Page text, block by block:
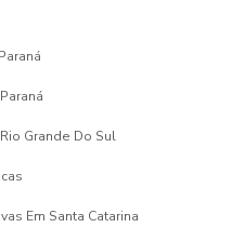
Grande Do Sul
Em Santa Catarina